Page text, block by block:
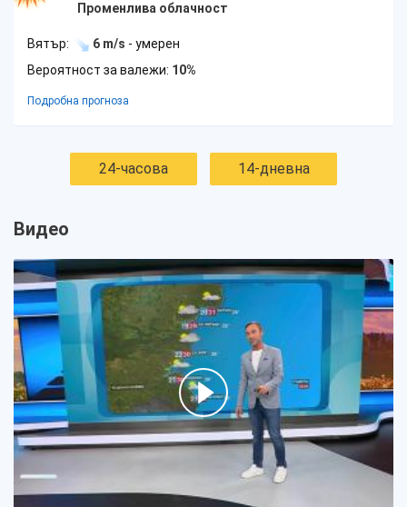
Променлива облачност
Вятър: 6 m/s - умерен
Вероятност за валежи: 10%
Подробна прогноза
24-часова 14-дневна
Видео